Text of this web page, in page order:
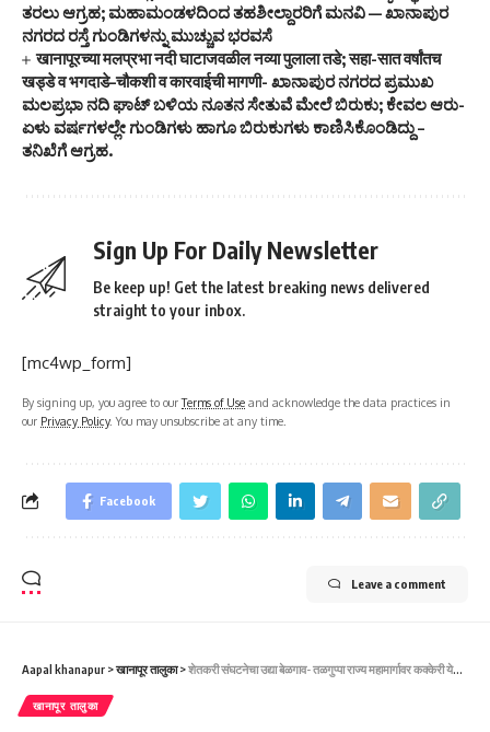
ತರಲು ಆಗ್ರಹ; ಮಹಾಮಂಡಳದಿಂದ ತಹಶೀಲ್ದಾರರಿಗೆ ಮನವಿ — ಖಾನಾಪುರ
ನಗರದ ರಸ್ತೆ ಗುಂಡಿಗಳನ್ನು ಮುಚ್ಚುವ ಭರವಸೆ
खानापूरच्या मलप्रभा नदी घाटाजवळील नव्या पुलाला तडे; सहा-सात वर्षांतच
खड्डे व भगदाडे–चौकशी व कारवाईची मागणी- ಖಾನಾಪುರ ನಗರದ ಪ್ರಮುಖ
ಮಲಪ್ರಭಾ ನದಿ ಘಾಟ್ ಬಳಿಯ ನೂತನ ಸೇತುವೆ ಮೇಲೆ ಬಿರುಕು; ಕೇವಲ ಆರು-
ಏಳು ವರ್ಷಗಳಲ್ಲೇ ಗುಂಡಿಗಳು ಹಾಗೂ ಬಿರುಕುಗಳು ಕಾಣಿಸಿಕೊಂಡಿದ್ದು –
ತನಿಖೆಗೆ ಆಗ್ರಹ.
Sign Up For Daily Newsletter
Be keep up! Get the latest breaking news delivered
straight to your inbox.
[mc4wp_form]
By signing up, you agree to ourTerms of Use and acknowledge the data practices in
our Privacy Policy. You may unsubscribe at any time.
Facebook
Leave a comment
Aapal khanapur >खानापूर तालुका>शेतकरी संघटनेचा उद्या बेळगाव- तळगुप्पा राज्य महामार्गावर कक्केरी येथे रास्ता रोको आंदोलन.ನಾಳೆ ಬೆಳಗಾವಿ- ತಾಳಗುಪ್ಪ ರಾಜ್ಯ ಹೆದ್ದಾರಿಯ ಕಕ್ಕರಿನಲ್ಲಿ ರೈತ ಸಂಘದ ಪ್ರತಿಭಟನೆ ರಸ್ತೆ ತಡೆ.
खानापूर तालुका